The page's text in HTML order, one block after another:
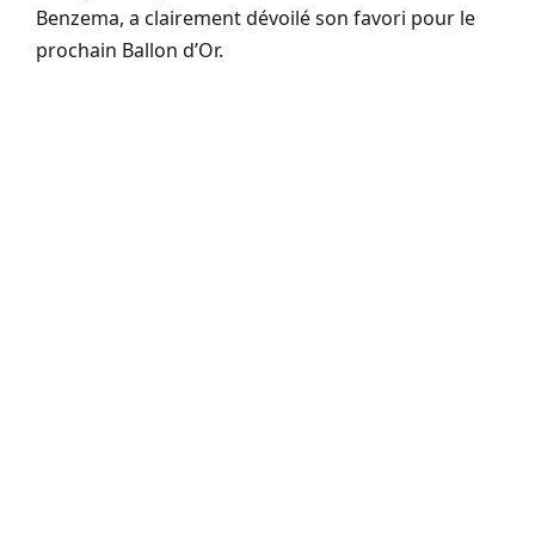
Benzema, a clairement dévoilé son favori pour le
prochain Ballon d’Or.